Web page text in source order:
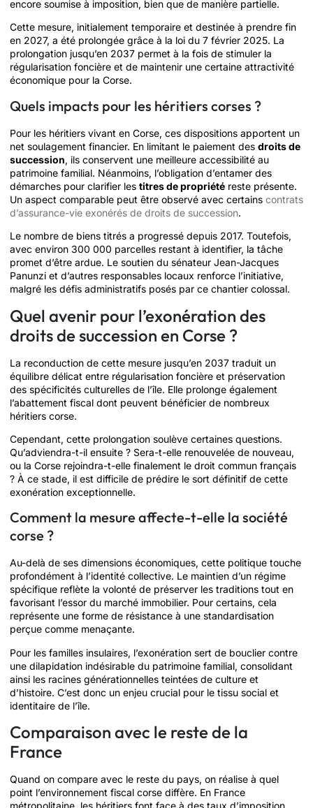
encore soumise à imposition, bien que de manière partielle.
Cette mesure, initialement temporaire et destinée à prendre fin
en 2027, a été prolongée grâce à la loi du 7 février 2025. La
prolongation jusqu’en 2037 permet à la fois de stimuler la
régularisation foncière et de maintenir une certaine attractivité
économique pour la Corse.
Quels impacts pour les héritiers corses ?
Pour les héritiers vivant en Corse, ces dispositions apportent un
net soulagement financier. En limitant le paiement des droits de
succession, ils conservent une meilleure accessibilité au
patrimoine familial. Néanmoins, l’obligation d’entamer des
démarches pour clarifier les titres de propriété reste présente.
Un aspect comparable peut être observé avec certains contrats
d’assurance-vie exonérés de droits de succession.
Le nombre de biens titrés a progressé depuis 2017. Toutefois,
avec environ 300 000 parcelles restant à identifier, la tâche
promet d’être ardue. Le soutien du sénateur Jean-Jacques
Panunzi et d’autres responsables locaux renforce l’initiative,
malgré les défis administratifs posés par ce chantier colossal.
Quel avenir pour l’exonération des
droits de succession en Corse ?
La reconduction de cette mesure jusqu’en 2037 traduit un
équilibre délicat entre régularisation foncière et préservation
des spécificités culturelles de l’île. Elle prolonge également
l’abattement fiscal dont peuvent bénéficier de nombreux
héritiers corse.
Cependant, cette prolongation soulève certaines questions.
Qu’adviendra-t-il ensuite ? Sera-t-elle renouvelée de nouveau,
ou la Corse rejoindra-t-elle finalement le droit commun français
? À ce stade, il est difficile de prédire le sort définitif de cette
exonération exceptionnelle.
Comment la mesure affecte-t-elle la société
corse ?
Au-delà de ses dimensions économiques, cette politique touche
profondément à l’identité collective. Le maintien d’un régime
spécifique reflète la volonté de préserver les traditions tout en
favorisant l’essor du marché immobilier. Pour certains, cela
représente une forme de résistance à une standardisation
perçue comme menaçante.
Pour les familles insulaires, l’exonération sert de bouclier contre
une dilapidation indésirable du patrimoine familial, consolidant
ainsi les racines générationnelles teintées de culture et
d’histoire. C’est donc un enjeu crucial pour le tissu social et
identitaire de l’île.
Comparaison avec le reste de la
France
Quand on compare avec le reste du pays, on réalise à quel
point l’environnement fiscal corse diffère. En France
métropolitaine, les héritiers font face à des taux d’imposition